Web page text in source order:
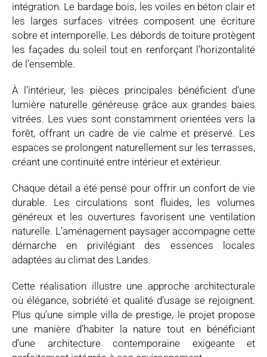
intégration. Le bardage bois, les voiles en béton clair et
les larges surfaces vitrées composent une écriture
sobre et intemporelle. Les débords de toiture protègent
les façades du soleil tout en renforçant l’horizontalité
de l’ensemble.
À l’intérieur, les pièces principales bénéficient d’une
lumière naturelle généreuse grâce aux grandes baies
vitrées. Les vues sont constamment orientées vers la
forêt, offrant un cadre de vie calme et préservé. Les
espaces se prolongent naturellement sur les terrasses,
créant une continuité entre intérieur et extérieur.
Chaque détail a été pensé pour offrir un confort de vie
durable. Les circulations sont fluides, les volumes
généreux et les ouvertures favorisent une ventilation
naturelle. L’aménagement paysager accompagne cette
démarche en privilégiant des essences locales
adaptées au climat des Landes.
Cette réalisation illustre une approche architecturale
où élégance, sobriété et qualité d’usage se rejoignent.
Plus qu’une simple villa de prestige, le projet propose
une manière d’habiter la nature tout en bénéficiant
d’une architecture contemporaine exigeante et